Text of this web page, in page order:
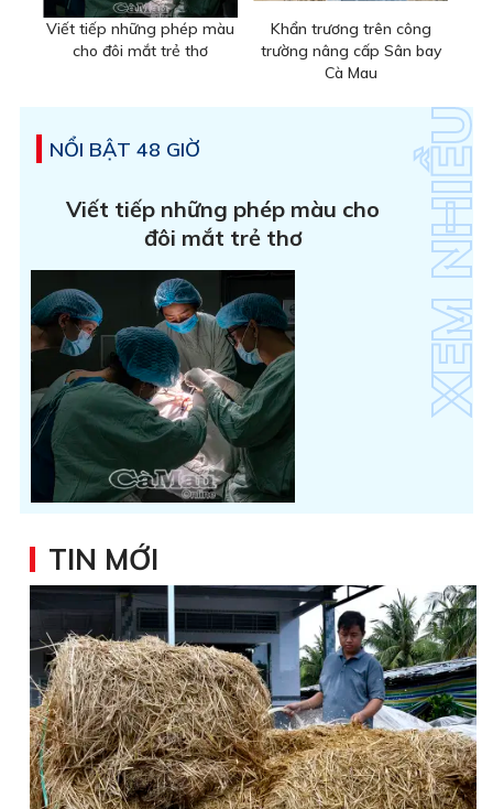
Viết tiếp những phép màu
cho đôi mắt trẻ thơ
Khẩn trương trên công
trường nâng cấp Sân bay
Cà Mau
NỔI BẬT 48 GIỜ
Viết tiếp những phép màu cho
đôi mắt trẻ thơ
TIN MỚI